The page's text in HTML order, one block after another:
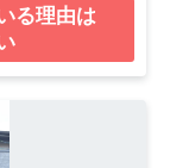
る理由は